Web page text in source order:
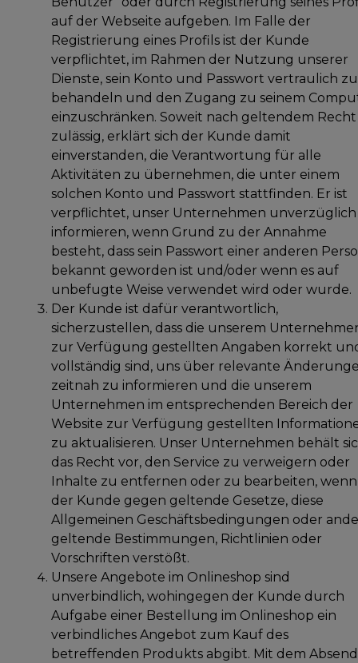
auf der Webseite aufgeben. Im Falle der
Registrierung eines Profils ist der Kunde
verpflichtet, im Rahmen der Nutzung unserer
Dienste, sein Konto und Passwort vertraulich zu
behandeln und den Zugang zu seinem
einzuschränken. Soweit nach geltendem Recht
zulässig, erklärt sich der Kunde damit
einverstanden, die Verantwortung für alle
Aktivitäten zu übernehmen, die unter einem
solchen Konto und Passwort stattfinden. Er ist
verpflichtet, unser Unternehmen
informieren, wenn Grund zu der Annahme
besteht, dass sein Passwort einer anderen
bekannt geworden ist und/oder wenn es auf
unbefugte Weise verwendet wird oder wurde.
Der Kunde ist dafür verantwortlich,
sicherzustellen, dass die unserem
zur Verfügung gestellten Angaben korrekt
vollständig sind, uns über relevante
zeitnah zu informieren und die unserem
Unternehmen im entsprechenden Bereich der
Website zur Verfügung gestellten
zu aktualisieren. Unser Unternehmen behält
das Recht vor, den Service zu verweigern oder
Inhalte zu entfernen oder zu bearbeiten, wenn
der Kunde gegen geltende Gesetze, diese
Allgemeinen Geschäftsbedingungen oder
geltende Bestimmungen, Richtlinien oder
Vorschriften verstößt.
Unsere Angebote im Onlineshop sind
unverbindlich, wohingegen der Kunde durch
Aufgabe einer Bestellung im Onlineshop ein
verbindliches Angebot zum Kauf des
betreffenden Produkts abgibt. Mit dem